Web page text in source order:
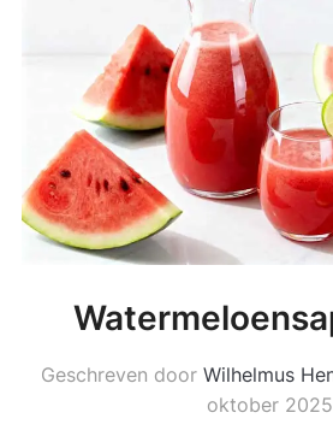
Geschreven door Wilhelmus
oktober 2025